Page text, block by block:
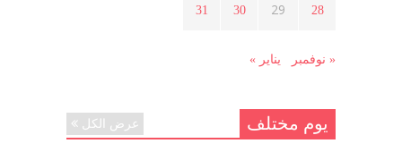
في الثورة السورية ؟
28
29
30
31
« نوفمبر يناير »
يوم مختلف عرض الكل